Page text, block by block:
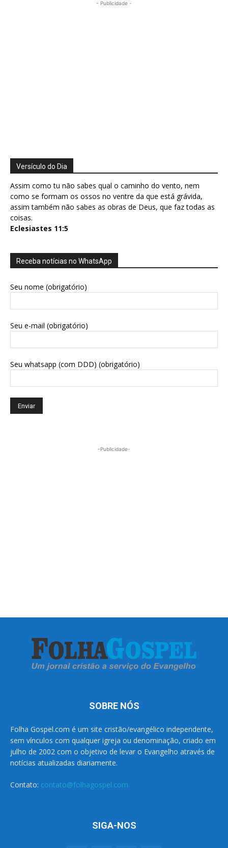
- Publicidade -
Versículo do Dia
Assim como tu não sabes qual o caminho do vento, nem
como se formam os ossos no ventre da que está grávida,
assim também não sabes as obras de Deus, que faz todas as
coisas.
Eclesiastes 11:5
Receba notícias no WhatsApp
Seu nome (obrigatório)
Seu e-mail (obrigatório)
Seu whatsapp (com DDD) (obrigatório)
-Publicidade-
SOBRE NÓS
Folha Gospel.com é um site cristão/evangélico independente,
sem vínculos com qualquer igreja ou denominação, criado em
julho de 2002 com o objetivo de levar o Evangelho através de
notícias atualizadas diariamente.
Contato: contato@folhagospel.com
SIGA-NOS